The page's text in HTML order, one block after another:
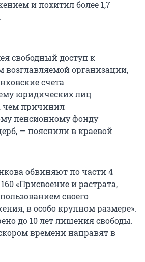
и похитил более 1,7
свободный доступ к
возглавляемой организации,
счета
юридических лиц
чем причинил
пенсионному фонду
— пояснили в краевой
обвиняют по части 4
«Присвоение и растрата,
своего
в особо крупном размере».
до 10 лет лишения свободы.
времени направят в